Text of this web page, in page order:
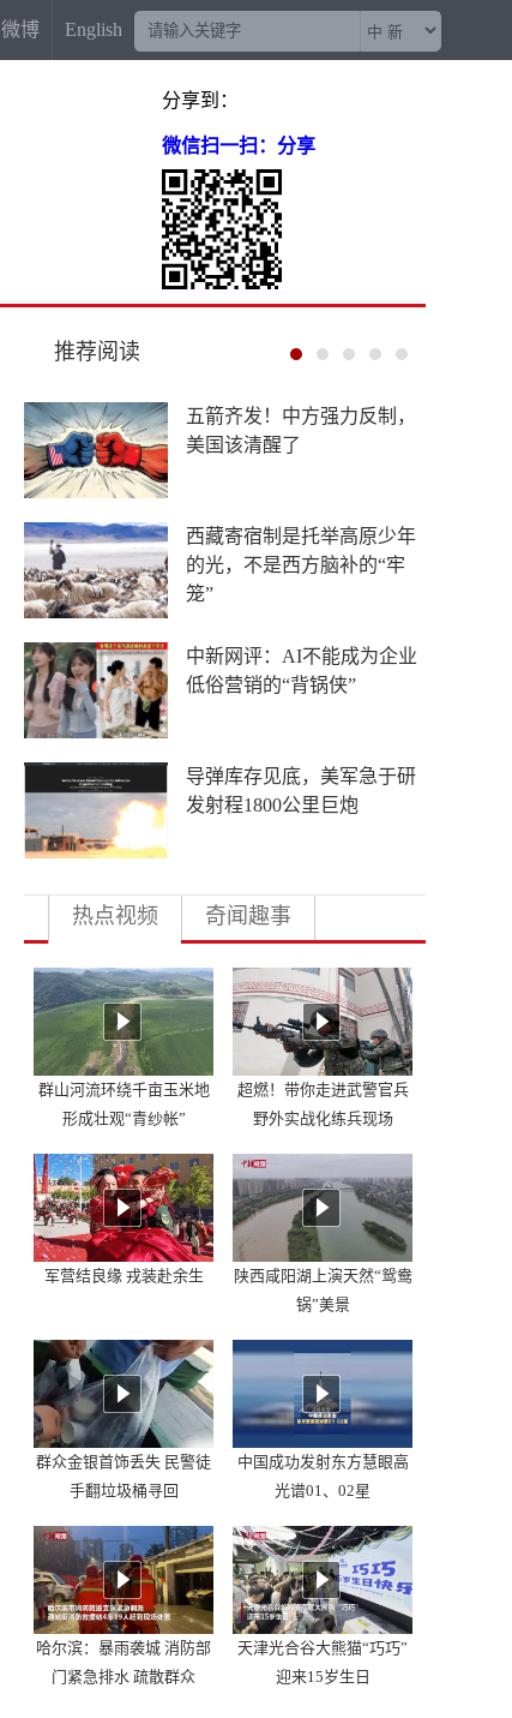
微博 English
分享到：
微信扫一扫：分享
推荐阅读
中外合作办学提速扩围，国
际高校押注中国未来
给南京大屠杀改名？30万亡
灵不答应！
瓜子水饺也“威胁美国”？
人这一辈子，一定要去一趟
大盘鸡的故乡！
热点视频 奇闻趣事
群山河流环绕千亩玉米地
形成壮观“青纱帐”
超燃！带你走进武警官兵
野外实战化练兵现场
军营结良缘 戎装赴余生
陕西咸阳湖上演天然“鸳鸯
锅”美景
群众金银首饰丢失 民警徒
手翻垃圾桶寻回
中国成功发射东方慧眼高
光谱01、02星
哈尔滨：暴雨袭城 消防部
门紧急排水 疏散群众
天津光合谷大熊猫“巧巧”
迎来15岁生日